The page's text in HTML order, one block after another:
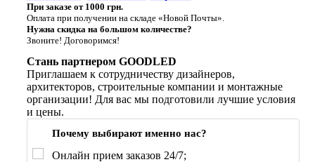
При заказе от 1000 грн.
Оплата при получении на складе «Новой Почты».
Нужна скидка на большом количестве?
Звоните! Договоримся!
Стань партнером GOODLED
Приглашаем к сотрудничеству дизайнеров,
архитекторов, строительные компании и монтажные
организации! Для вас мы подготовили лучшие условия
и цены.
Почему выбирают именно нас?
Онлайн прием заказов 24/7;